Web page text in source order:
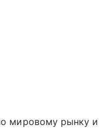
мировому рынку и